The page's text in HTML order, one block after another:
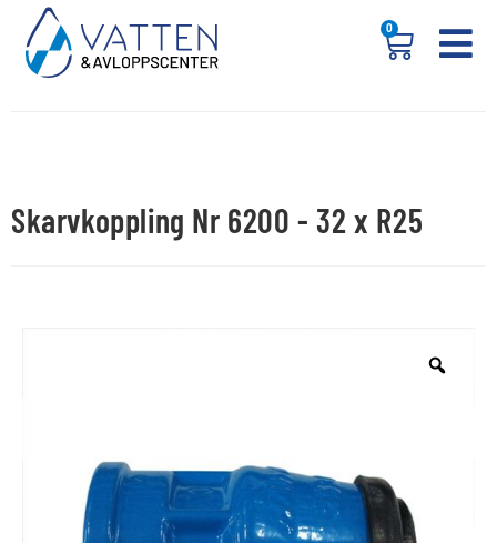
0
Skarvkoppling Nr 6200 - 32 x R25